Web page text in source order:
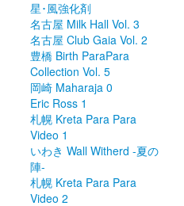
星･風強化剤
名古屋 Milk Hall Vol. 3
名古屋 Club Gaia Vol. 2
豊橋 Birth ParaPara
Collection Vol. 5
岡崎 Maharaja 0
Eric Ross 1
札幌 Kreta Para Para
Video 1
いわき Wall Witherd -夏の
陣-
札幌 Kreta Para Para
Video 2